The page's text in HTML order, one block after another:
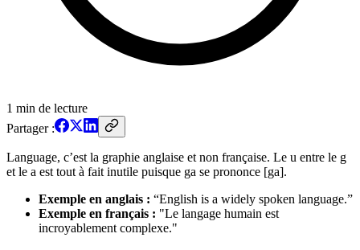
1 min de lecture
Partager :
Language, c’est la graphie anglaise et non française. Le u entre le g
et le a est tout à fait inutile puisque ga se prononce [ga].
Exemple en anglais : “English is a widely spoken language.”
Exemple en français : "Le langage humain est
incroyablement complexe."